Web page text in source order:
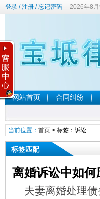
登录/注册/忘记密码 2026年8月
网站首页 合同纠纷
当前位置： 首页> 标签：诉讼
标签匹配
离婚诉讼中如何
夫妻离婚处理